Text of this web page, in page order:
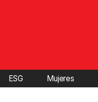
ESG Mujeres